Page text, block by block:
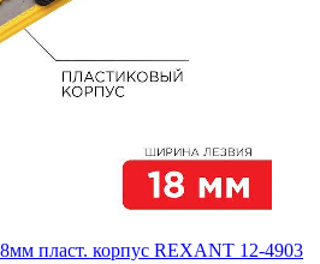
пласт. корпус REXANT 12-4903